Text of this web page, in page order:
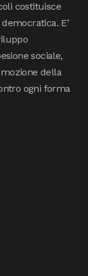
costituisce
E’
sociale,
della
ogni forma